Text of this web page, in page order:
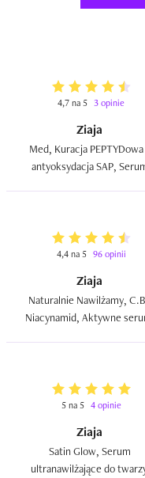
4,7 na 5 3 opinie
Ziaja
Med, Kuracja
antyoksydacja SAP,
4,4 na 5 96 opinii
Ziaja
Naturalnie Nawilżamy,
5 na 5 4 opinie
Ziaja
Satin Glow, Serum